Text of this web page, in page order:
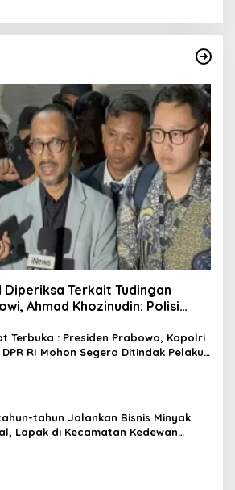
Diperiksa Terkait Tudingan
Ahmad Khozinudin: Polisi
Terbuka : Presiden Prabowo, Kapolri
RI Mohon Segera Ditindak Pelaku
tahun Jalankan Bisnis Minyak
Lapak di Kecamatan Kedewan